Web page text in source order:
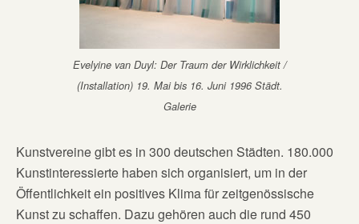
Evelyine van Duyl: Der Traum der Wirklichkeit /
(Installation) 19. Mai bis 16. Juni 1996 Städt.
Galerie
Kunstvereine gibt es in 300 deutschen Städten. 180.000
Kunstinteressierte haben sich organisiert, um in der
Öffentlichkeit ein positives Klima für zeitgenössische
Kunst zu schaffen. Dazu gehören auch die rund 450